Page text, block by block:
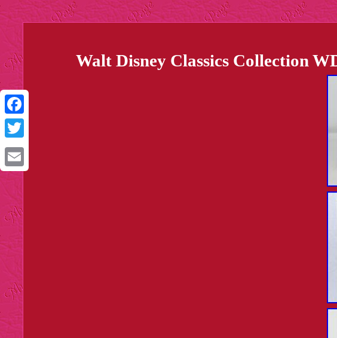
Facebook
Twitter
Walt Disney Classics Collection